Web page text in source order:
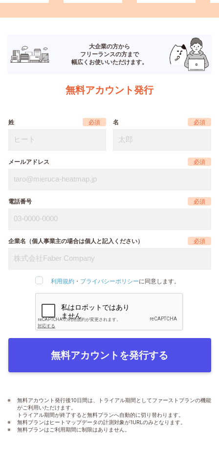
大企業の方から
フリーランスの方まで
幅広くお使いいただけます。
無料アカウント発行
姓 名
メールアドレス
電話番号
企業名（個人事業主の場合は個人と記入ください）
利用規約 ・ プライバシーポリシーに同意します。
無料アカウントを発行する
無料アカウント発行後10日間は、トライアル期間としてファーストプランの機能
がご利用いただけます。
トライアル期間が終了すると無料プランへ自動的に切り替わります。
無料プランはヒートマップデータの計測対象が1URLのみとなります。
無料プランはご利用期間に制限はありません。